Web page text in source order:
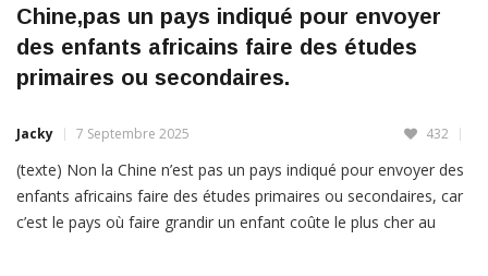
Chine,pas un pays indiqué pour envoyer
des enfants africains faire des études
primaires ou secondaires.
Jacky 7 Septembre 2025 432
(texte) Non la Chine n’est pas un pays indiqué pour envoyer des
enfants africains faire des études primaires ou secondaires, car
c’est le pays où faire grandir un enfant coûte le plus cher au